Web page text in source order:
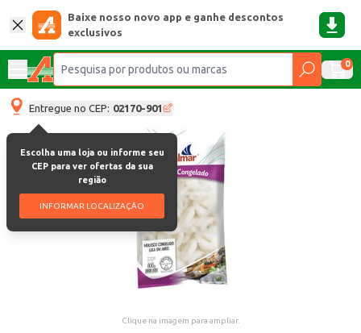
Baixe nosso novo app e ganhe descontos
exclusivos
0
Entregue no CEP: 02170-901
Escolha uma loja ou informe seu
CEP para ver ofertas da sua
região
INFORMAR LOCALIZAÇÃO
Clique na imagem para ampliar.